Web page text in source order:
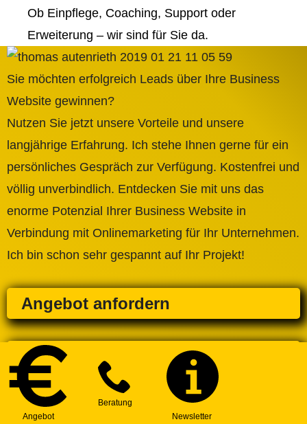
Ob Einpflege, Coaching, Support oder
Erweiterung – wir sind für Sie da.
Sie möchten erfolgreich Leads über Ihre Business
Website gewinnen?
Nutzen Sie jetzt unsere Vorteile und unsere
langjährige Erfahrung. Ich stehe Ihnen gerne für ein
persönliches Gespräch zur Verfügung. Kostenfrei und
völlig unverbindlich. Entdecken Sie mit uns das
enorme Potenzial Ihrer Business Website in
Verbindung mit Onlinemarketing für Ihr Unternehmen.
Ich bin schon sehr gespannt auf Ihr Projekt!
Angebot anfordern
Beratungs-Termin vereinbaren!
Professionelle Business
Website erstellen lassen -